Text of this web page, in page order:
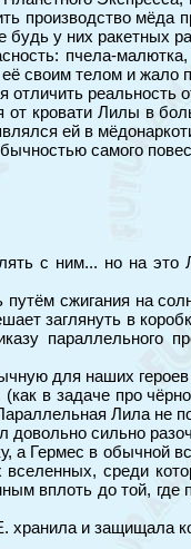
производство мёда
будь у них ракетных
пчела-малютка,
своим телом и жало
реальность
кровати Лилы в
ей в
самого
с ним... но на
сжигания на
заглянуть в
параллельного
для наших
в задаче про
Лила не
сильно
а Гермес в обычной
среди
вплоть до той, где
и защищала